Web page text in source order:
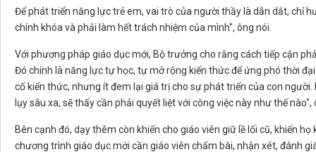
Để phát triển năng lực trẻ em, vai trò của người thầy là dẫn dắt, chỉ
chính khóa và phải làm hết trách nhiệm của mình", ông nói.
Với phương pháp giáo dục mới, Bộ trưởng cho rằng cách tiếp cận
Đó chính là năng lực tự học, tự mở rộng kiến thức để ứng phó thời
cố kiến thức, nhưng ít đem lại giá trị cho sự phát triển của con
lụy sâu xa, sẽ thấy cần phải quyết liệt với công việc này như thế nào",
Bên cạnh đó, dạy thêm còn khiến cho giáo viên giữ lề lối cũ, khiến
chương trình giáo dục mới cần giáo viên chấm bài, nhận xét, đánh